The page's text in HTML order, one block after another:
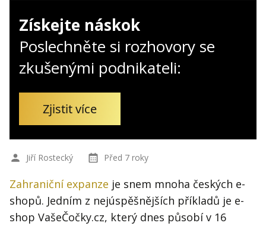
Získejte náskok
Poslechněte si rozhovory se
zkušenými podnikateli:
Zjistit více
Jiří Rostecký Před 7 roky
Zahraniční expanze je snem mnoha českých e-
shopů. Jedním z nejúspěšnějších příkladů je e-
shop VašeČočky.cz, který dnes působí v 16